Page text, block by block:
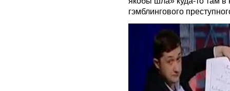
гэмблингового